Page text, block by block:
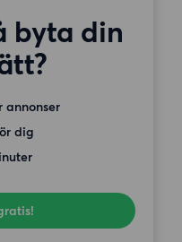
byta din
annonser
dig